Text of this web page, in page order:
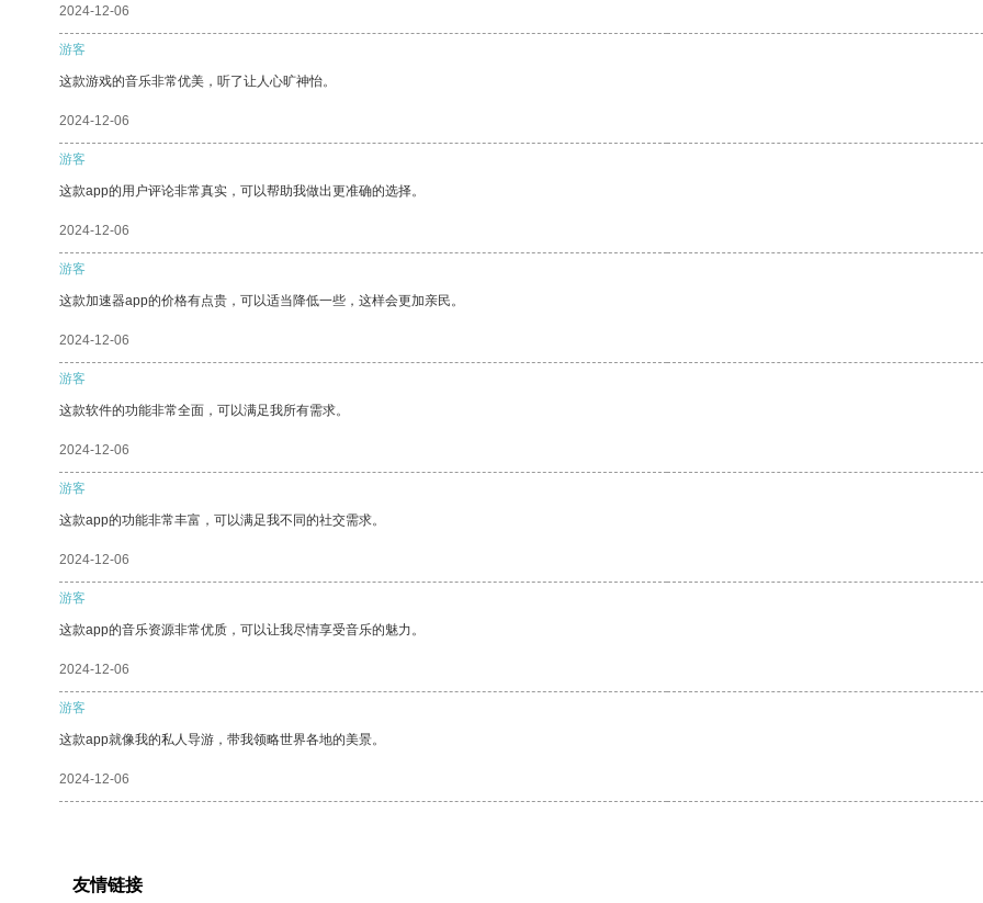
2024-12-06
游客
这款游戏的音乐非常优美，听了让人心旷神怡。
2024-12-06
游客
这款app的用户评论非常真实，可以帮助我做出更准确的选择。
2024-12-06
游客
这款加速器app的价格有点贵，可以适当降低一些，这样会更加亲民。
2024-12-06
游客
这款软件的功能非常全面，可以满足我所有需求。
2024-12-06
游客
这款app的功能非常丰富，可以满足我不同的社交需求。
2024-12-06
游客
这款app的音乐资源非常优质，可以让我尽情享受音乐的魅力。
2024-12-06
游客
这款app就像我的私人导游，带我领略世界各地的美景。
2024-12-06
友情链接